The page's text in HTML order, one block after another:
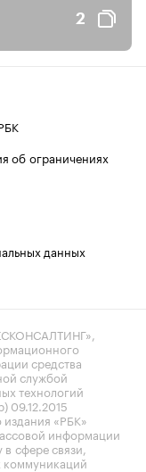
2
об ограничениях
данных
средства
службой
технологий
09.12.2015
«РБК»
информации
сфере связи,